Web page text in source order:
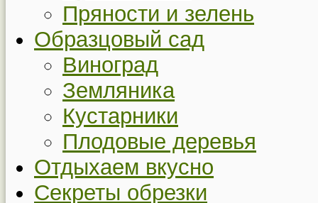
Пряности и зелень
Образцовый сад
Виноград
Земляника
Кустарники
Плодовые деревья
Отдыхаем вкусно
Секреты обрезки